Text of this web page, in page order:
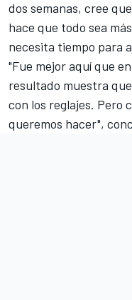
dos semanas, cree
hace que todo sea
necesita tiempo para
"Fue mejor aquí que
resultado muestra
con los reglajes. Pero
queremos hacer",